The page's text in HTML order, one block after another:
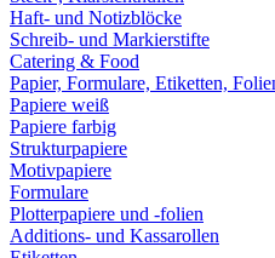
Haft- und Notizblöcke
Schreib- und Markierstifte
Catering & Food
Papier, Formulare, Etiketten,
Papiere weiß
Papiere farbig
Strukturpapiere
Motivpapiere
Formulare
Plotterpapiere und -folien
Additions- und Kassarollen